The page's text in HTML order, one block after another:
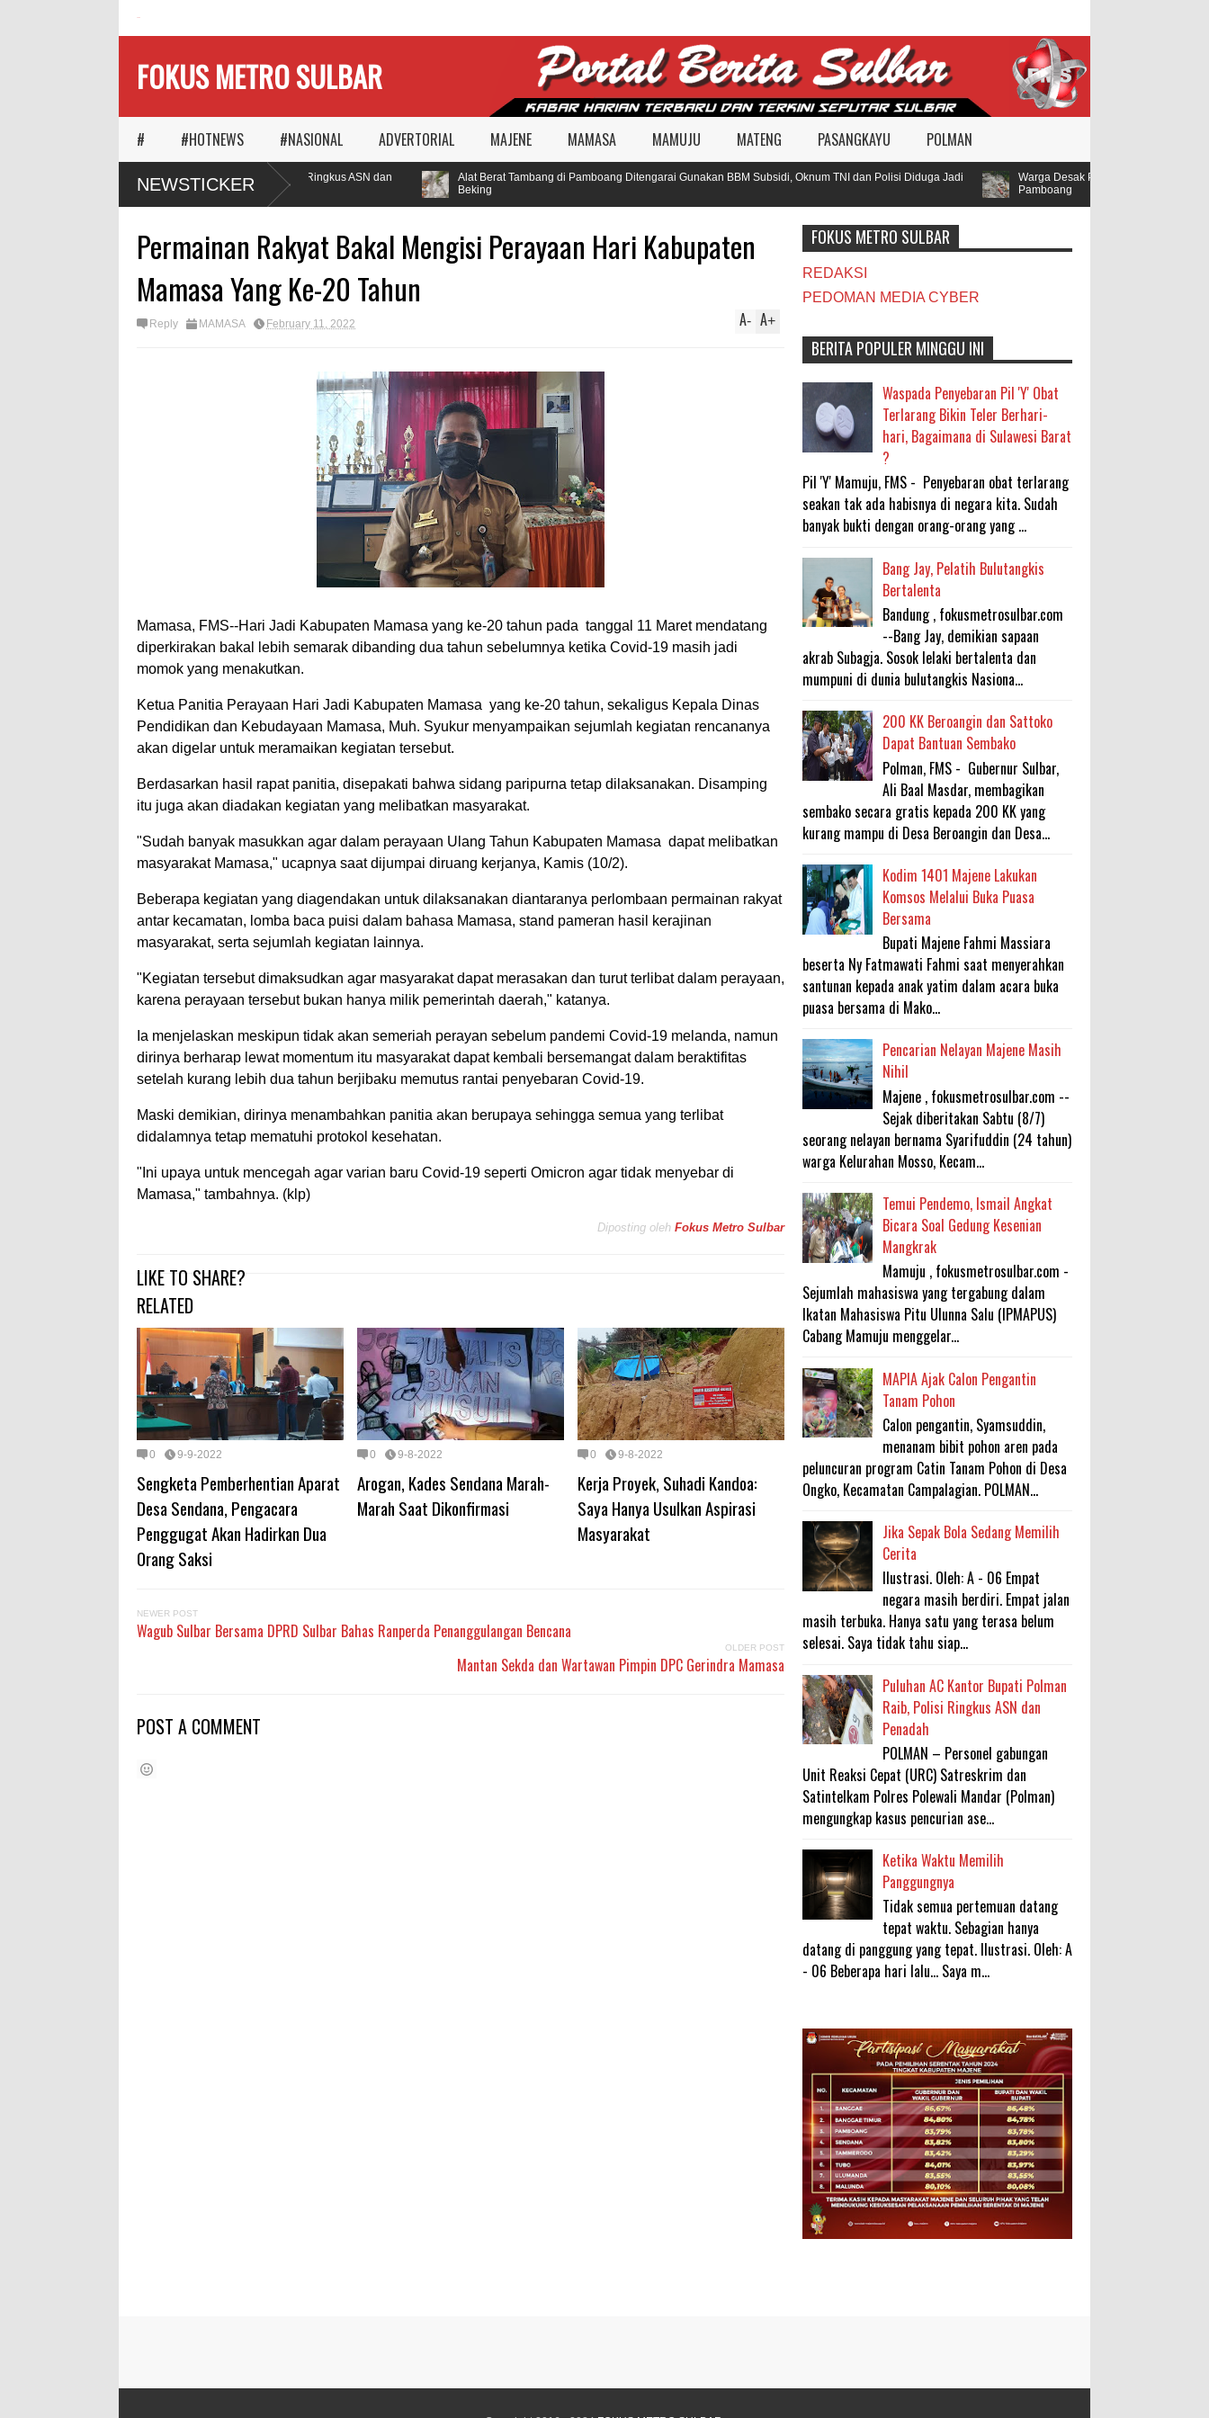
FOKUS METRO SULBAR
# #HOTNEWS #NASIONAL ADVERTORIAL MAJENE MAMASA MAMUJU MATENG PASANGKAYU POLMAN
NEWSTICKER
Puluhan AC Kantor Bupati Polman Raib, Polisi Ringkus ASN dan
Alat Berat Tambang di Pamboang Ditengarai Gunakan BBM Subsidi, Oknum TNI dan Polisi Diduga Jadi
Beking
Warga Desak Polda Sulbar Selidiki
Pamboang
Permainan Rakyat Bakal Mengisi Perayaan Hari Kabupaten
Mamasa Yang Ke-20 Tahun
Reply MAMASA February 11, 2022 A+
A-
Mamasa, FMS--Hari Jadi Kabupaten Mamasa yang ke-20 tahun pada tanggal 11 Maret mendatang
diperkirakan bakal lebih semarak dibanding dua tahun sebelumnya ketika Covid-19 masih jadi
momok yang menakutkan.
Ketua Panitia Perayaan Hari Jadi Kabupaten Mamasa yang ke-20 tahun, sekaligus Kepala Dinas
Pendidikan dan Kebudayaan Mamasa, Muh. Syukur menyampaikan sejumlah kegiatan rencananya
akan digelar untuk meramaikan kegiatan tersebut.
Berdasarkan hasil rapat panitia, disepakati bahwa sidang paripurna tetap dilaksanakan. Disamping
itu juga akan diadakan kegiatan yang melibatkan masyarakat.
"Sudah banyak masukkan agar dalam perayaan Ulang Tahun Kabupaten Mamasa dapat melibatkan
masyarakat Mamasa," ucapnya saat dijumpai diruang kerjanya, Kamis (10/2).
Beberapa kegiatan yang diagendakan untuk dilaksanakan diantaranya perlombaan permainan rakyat
antar kecamatan, lomba baca puisi dalam bahasa Mamasa, stand pameran hasil kerajinan
masyarakat, serta sejumlah kegiatan lainnya.
"Kegiatan tersebut dimaksudkan agar masyarakat dapat merasakan dan turut terlibat dalam perayaan,
karena perayaan tersebut bukan hanya milik pemerintah daerah," katanya.
Ia menjelaskan meskipun tidak akan semeriah perayan sebelum pandemi Covid-19 melanda, namun
dirinya berharap lewat momentum itu masyarakat dapat kembali bersemangat dalam beraktifitas
setelah kurang lebih dua tahun berjibaku memutus rantai penyebaran Covid-19.
Maski demikian, dirinya menambahkan panitia akan berupaya sehingga semua yang terlibat
didalamnya tetap mematuhi protokol kesehatan.
"Ini upaya untuk mencegah agar varian baru Covid-19 seperti Omicron agar tidak menyebar di
Mamasa," tambahnya. (klp)
Diposting oleh Fokus Metro Sulbar
LIKE TO SHARE?
RELATED
0 9-9-2022
Sengketa Pemberhentian Aparat
Desa Sendana, Pengacara
Penggugat Akan Hadirkan Dua
Orang Saksi
0 9-8-2022
Arogan, Kades Sendana Marah-
Marah Saat Dikonfirmasi
0 9-8-2022
Kerja Proyek, Suhadi Kandoa:
Saya Hanya Usulkan Aspirasi
Masyarakat
NEWER POST
Wagub Sulbar Bersama DPRD Sulbar Bahas Ranperda Penanggulangan Bencana
OLDER POST
Mantan Sekda dan Wartawan Pimpin DPC Gerindra Mamasa
POST A COMMENT
FOKUS METRO SULBAR
REDAKSI
PEDOMAN MEDIA CYBER
BERITA POPULER MINGGU INI
Waspada Penyebaran Pil 'Y' Obat
Terlarang Bikin Teler Berhari-
hari, Bagaimana di Sulawesi Barat
?
Pil 'Y' Mamuju, FMS - Penyebaran obat terlarang
seakan tak ada habisnya di negara kita. Sudah
banyak bukti dengan orang-orang yang ...
Bang Jay, Pelatih Bulutangkis
Bertalenta
Bandung , fokusmetrosulbar.com
--Bang Jay, demikian sapaan
akrab Subagja. Sosok lelaki bertalenta dan
mumpuni di dunia bulutangkis Nasiona...
200 KK Beroangin dan Sattoko
Dapat Bantuan Sembako
Polman, FMS - Gubernur Sulbar,
Ali Baal Masdar, membagikan
sembako secara gratis kepada 200 KK yang
kurang mampu di Desa Beroangin dan Desa...
Kodim 1401 Majene Lakukan
Komsos Melalui Buka Puasa
Bersama
Bupati Majene Fahmi Massiara
beserta Ny Fatmawati Fahmi saat menyerahkan
santunan kepada anak yatim dalam acara buka
puasa bersama di Mako...
Pencarian Nelayan Majene Masih
Nihil
Majene , fokusmetrosulbar.com --
Sejak diberitakan Sabtu (8/7)
seorang nelayan bernama Syarifuddin (24 tahun)
warga Kelurahan Mosso, Kecam...
Temui Pendemo, Ismail Angkat
Bicara Soal Gedung Kesenian
Mangkrak
Mamuju , fokusmetrosulbar.com -
Sejumlah mahasiswa yang tergabung dalam
Ikatan Mahasiswa Pitu Ulunna Salu (IPMAPUS)
Cabang Mamuju menggelar...
MAPIA Ajak Calon Pengantin
Tanam Pohon
Calon pengantin, Syamsuddin,
menanam bibit pohon aren pada
peluncuran program Catin Tanam Pohon di Desa
Ongko, Kecamatan Campalagian. POLMAN...
Jika Sepak Bola Sedang Memilih
Cerita
Ilustrasi. Oleh: A - 06 Empat
negara masih berdiri. Empat jalan
masih terbuka. Hanya satu yang terasa belum
selesai. Saya tidak tahu siap...
Puluhan AC Kantor Bupati Polman
Raib, Polisi Ringkus ASN dan
Penadah
POLMAN – Personel gabungan
Unit Reaksi Cepat (URC) Satreskrim dan
Satintelkam Polres Polewali Mandar (Polman)
mengungkap kasus pencurian ase...
Ketika Waktu Memilih
Panggungnya
Tidak semua pertemuan datang
tepat waktu. Sebagian hanya
datang di panggung yang tepat. Ilustrasi. Oleh: A
- 06 Beberapa hari lalu... Saya m...